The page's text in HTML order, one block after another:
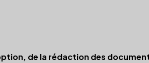
de la rédaction des